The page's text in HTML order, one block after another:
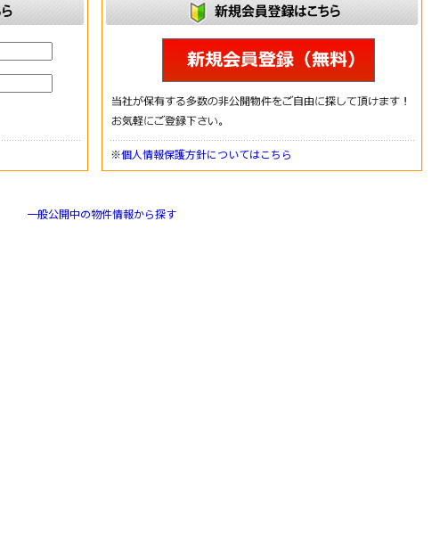
※個人情報保護方針についてはこちら
一般公開中の物件情報から探す